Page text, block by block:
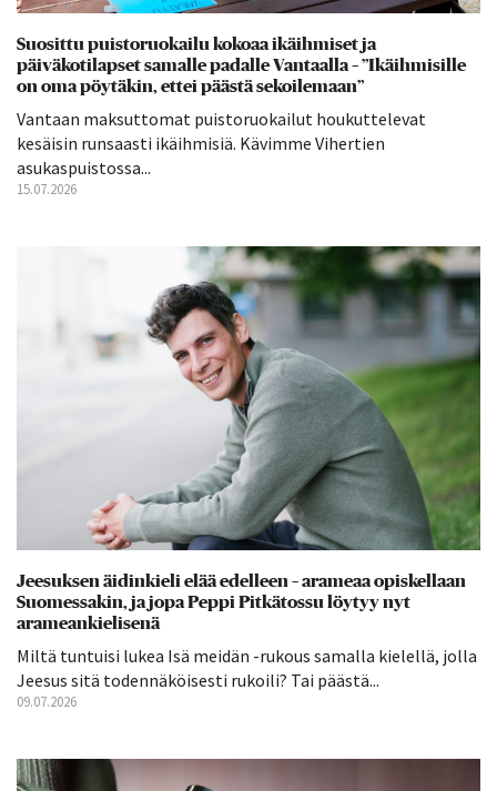
Suosittu puistoruokailu kokoaa ikäihmiset ja
päiväkotilapset samalle padalle Vantaalla – ”Ikäihmisille
on oma pöytäkin, ettei päästä sekoilemaan”
Vantaan maksuttomat puistoruokailut houkuttelevat
kesäisin runsaasti ikäihmisiä. Kävimme Vihertien
asukaspuistossa...
15.07.2026
Jeesuksen äidinkieli elää edelleen – arameaa opiskellaan
Suomessakin, ja jopa Peppi Pitkätossu löytyy nyt
arameankielisenä
Miltä tuntuisi lukea Isä meidän -rukous samalla kielellä, jolla
Jeesus sitä todennäköisesti rukoili? Tai päästä...
09.07.2026